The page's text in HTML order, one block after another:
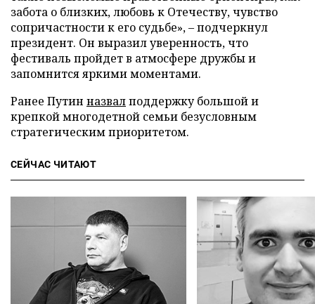
забота о близких, любовь к Отечеству, чувство
сопричастности к его судьбе», – подчеркнул
президент. Он выразил уверенность, что
фестиваль пройдет в атмосфере дружбы и
запомнится яркими моментами.
Ранее Путин назвалподдержку большой и
крепкой многодетной семьи безусловным
стратегическим приоритетом.
СЕЙЧАС ЧИТАЮТ